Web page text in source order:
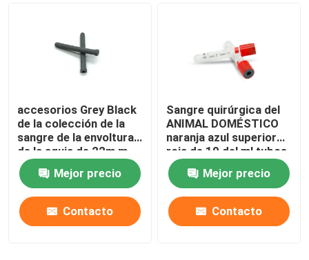
accesorios Grey Black
de la colección de la
sangre de la envoltura
de la aguja de 22m m
23m m
Mejor precio
Contacto
Sangre quirúrgica del
ANIMAL DOMÉSTICO
naranja azul superior
roja de 10 del ml tubos
de la sangre
Mejor precio
Contacto